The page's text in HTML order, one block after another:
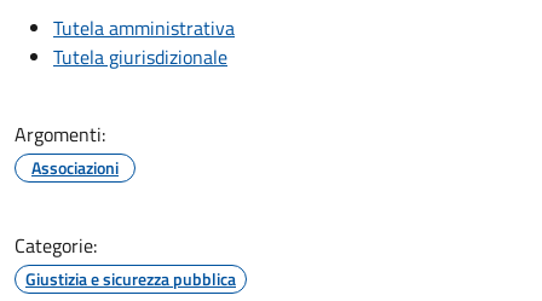
Tutela amministrativa
Tutela giurisdizionale
Argomenti:
Associazioni
Categorie:
Giustizia e sicurezza pubblica